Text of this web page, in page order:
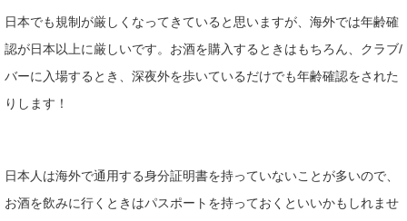
日本でも規制が厳しくなってきていると思いますが、海外では年齢確
認が日本以上に厳しいです。お酒を購入するときはもちろん、クラブ/
バーに入場するとき、深夜外を歩いているだけでも年齢確認をされた
りします！
日本人は海外で通用する身分証明書を持っていないことが多いので、
お酒を飲みに行くときはパスポートを持っておくといいかもしれませ